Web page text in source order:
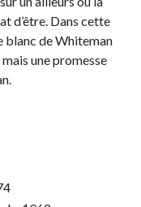
d’être. Dans cette
blanc de Whiteman
une promesse